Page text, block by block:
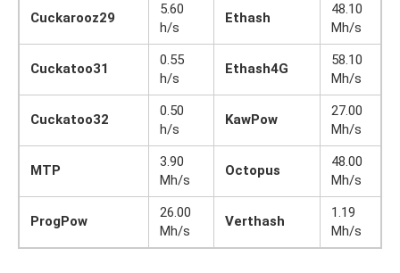
Cuckarooz29
5.60
h/s
Ethash
48.10
Mh/s
Cuckatoo31
0.55
h/s
Ethash4G
58.10
Mh/s
Cuckatoo32
0.50
h/s
KawPow
27.00
Mh/s
MTP
3.90
Mh/s
Octopus
48.00
Mh/s
ProgPow
26.00
Mh/s
Verthash
1.19
Mh/s